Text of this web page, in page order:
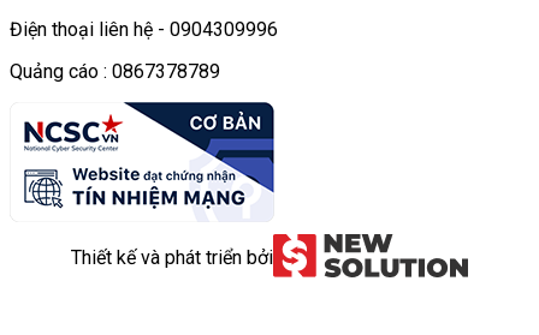
Điện thoại liên hệ - 0904309996
Quảng cáo : 0867378789
Thiết kế và phát triển bởi